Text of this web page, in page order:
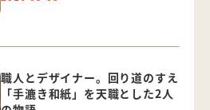
職人とデザイナー。回り道のすえ
「手漉き和紙」を天職とした2人